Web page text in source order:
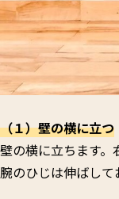
（１）壁の横に立つ
壁の横に立ちます
腕のひじは伸ばして